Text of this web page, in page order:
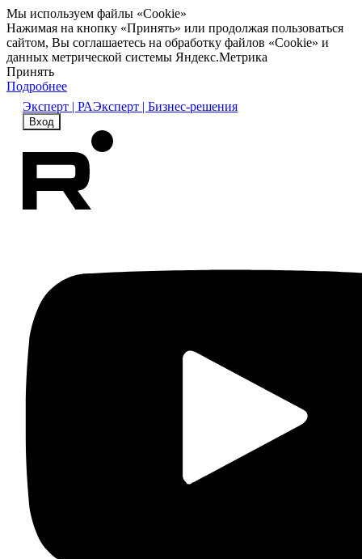
Мы используем файлы «Cookie»
Нажимая на кнопку «Принять» или продолжая пользоваться
сайтом, Вы соглашаетесь на обработку файлов «Cookie» и
данных метрической системы Яндекс.Метрика
Принять
Подробнее
Эксперт | РАЭксперт | Бизнес-решения
Вход